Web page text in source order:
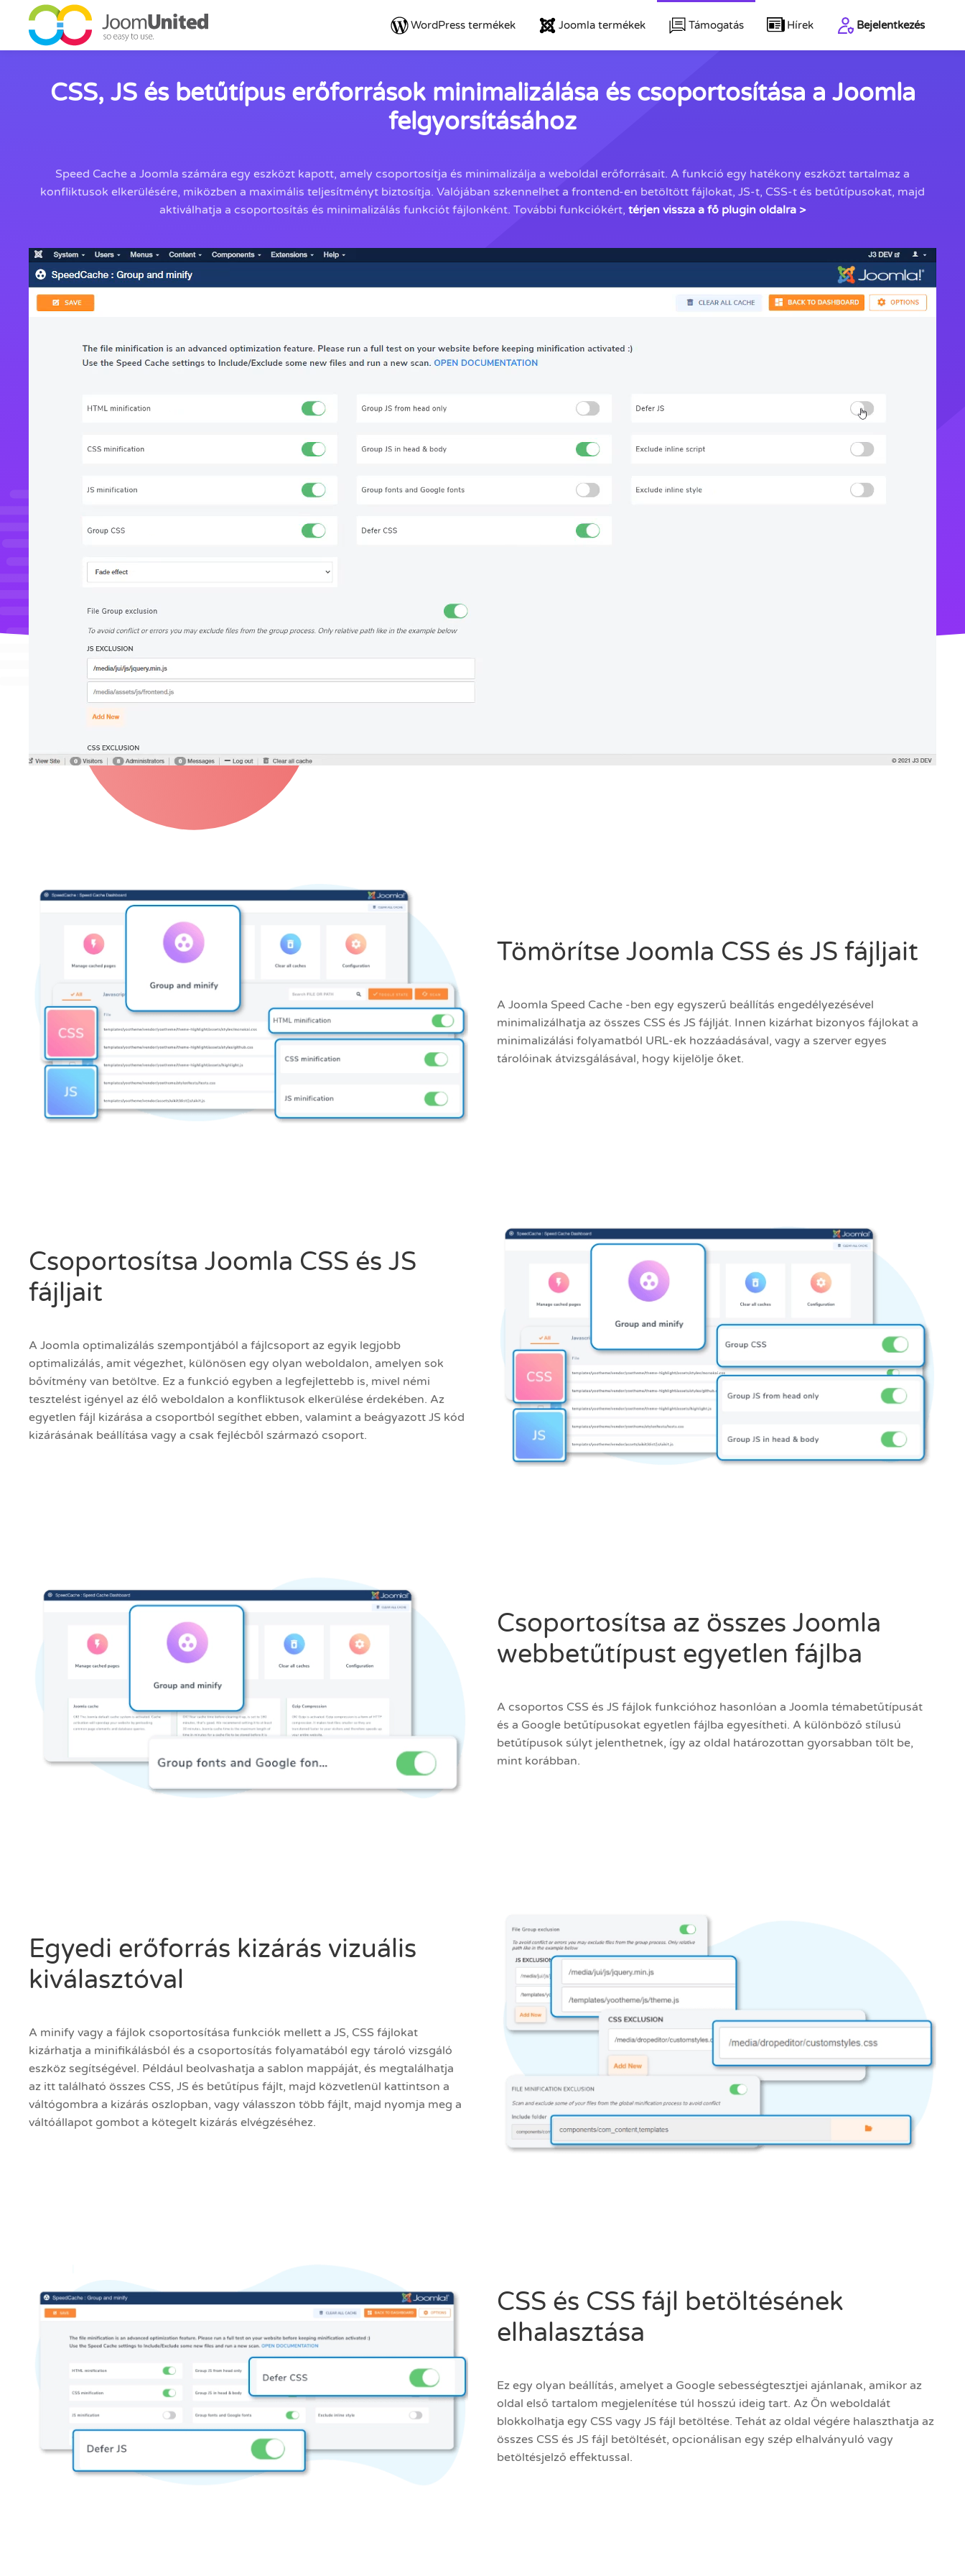
Ugrás a fő tartalomhoz
WordPress termékek Joomla termékek Támogatás Hírek Bejelentkezés
CSS, JS és betűtípus erőforrások minimalizálása és csoportosítása a Joomla
felgyorsításához
Speed Cache a Joomla számára egy eszközt kapott, amely csoportosítja és minimalizálja a weboldal erőforrásait. A funkció egy hatékony eszközt tartalmaz a
konfliktusok elkerülésére, miközben a maximális teljesítményt biztosítja. Valójában szkennelhet a frontend-en betöltött fájlokat, JS-t, CSS-t és betűtípusokat, majd
aktiválhatja a csoportosítás és minimalizálás funkciót fájlonként. További funkciókért, térjen vissza a fő plugin oldalra >
Tömörítse Joomla CSS és JS fájljait
A Joomla Speed Cache -ben egy egyszerű beállítás engedélyezésével
minimalizálhatja az összes CSS és JS fájlját. Innen kizárhat bizonyos fájlokat a
minimalizálási folyamatból URL-ek hozzáadásával, vagy a szerver egyes
tárolóinak átvizsgálásával, hogy kijelölje őket.
Csoportosítsa Joomla CSS és JS
fájljait
A Joomla optimalizálás szempontjából a fájlcsoport az egyik legjobb
optimalizálás, amit végezhet, különösen egy olyan weboldalon, amelyen sok
bővítmény van betöltve. Ez a funkció egyben a legfejlettebb is, mivel némi
tesztelést igényel az élő weboldalon a konfliktusok elkerülése érdekében. Az
egyetlen fájl kizárása a csoportból segíthet ebben, valamint a beágyazott JS kód
kizárásának beállítása vagy a csak fejlécből származó csoport.
Csoportosítsa az összes Joomla
webbetűtípust egyetlen fájlba
A csoportos CSS és JS fájlok funkcióhoz hasonlóan a Joomla témabetűtípusát
és a Google betűtípusokat egyetlen fájlba egyesítheti. A különböző stílusú
betűtípusok súlyt jelenthetnek, így az oldal határozottan gyorsabban tölt be,
mint korábban.
Egyedi erőforrás kizárás vizuális
kiválasztóval
A minify vagy a fájlok csoportosítása funkciók mellett a JS, CSS fájlokat
kizárhatja a minifikálásból és a csoportosítás folyamatából egy tároló vizsgáló
eszköz segítségével. Például beolvashatja a sablon mappáját, és megtalálhatja
az itt található összes CSS, JS és betűtípus fájlt, majd közvetlenül kattintson a
váltógombra a kizárás oszlopban, vagy válasszon több fájlt, majd nyomja meg a
váltóállapot gombot a kötegelt kizárás elvégzéséhez.
CSS és CSS fájl betöltésének
elhalasztása
Ez egy olyan beállítás, amelyet a Google sebességtesztjei ajánlanak, amikor az
oldal első tartalom megjelenítése túl hosszú ideig tart. Az Ön weboldalát
blokkolhatja egy CSS vagy JS fájl betöltése. Tehát az oldal végére halaszthatja az
összes CSS és JS fájl betöltését, opcionálisan egy szép elhalványuló vagy
betöltésjelző effektussal.